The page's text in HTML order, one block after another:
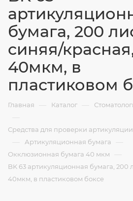
бумага, 200
синяя/
40мкм, в
пластиковом
Главная — Каталог —
—
Средства для проверки
— Артикуляционная бумага —
Окклюзионная бумага 40 мкм —
BK 63 артикуляционная бумага, 200
40мкм, в пластиковом боксе